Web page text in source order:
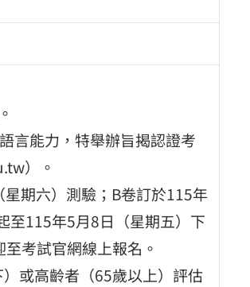
言能力，特舉辦旨揭認證考
）。
期六）測驗；B卷訂於115年
至115年5月8日（星期五）下
考試官網線上報名。
或高齡者（65歲以上）評估